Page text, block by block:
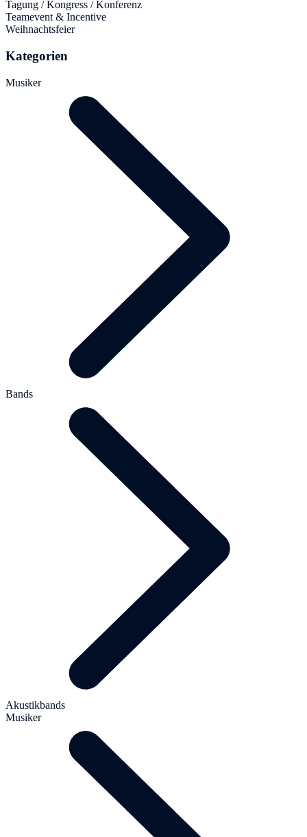
Tagung / Kongress / Konferenz
Teamevent & Incentive
Weihnachtsfeier
Kategorien
Musiker
Bands
Akustikbands
Musiker